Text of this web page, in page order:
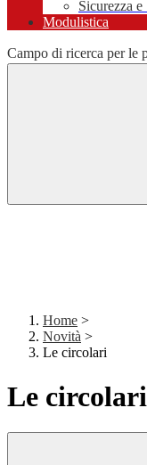
Sicurezza e
Modulistica
Campo di ricerca per le
Home >
Novità >
Le circolari
Le circolari